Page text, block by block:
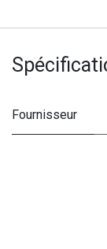
Fournisseur